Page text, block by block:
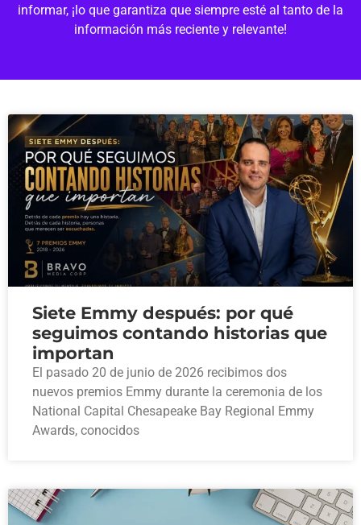
informar, ¡lo que garantiza que siempre esté al tanto de la
información más reciente y relevante!
Siete Emmy después: por qué
seguimos contando historias que
importan
El pasado 20 de junio de 2026 recibimos dos
nuevos premios Emmy durante la ceremonia de los
National Capital Chesapeake Bay Regional Emmy
Awards, conocidos